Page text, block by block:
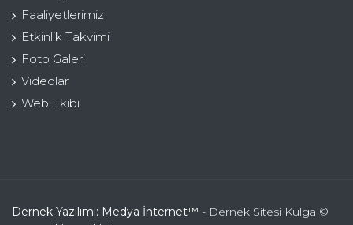
Faaliyetlerimiz
Etkinlik Takvimi
Foto Galeri
Videolar
Web Ekibi
Dernek Yazılımı: Medya İnternet™ - Dernek Sitesi Kulga ©